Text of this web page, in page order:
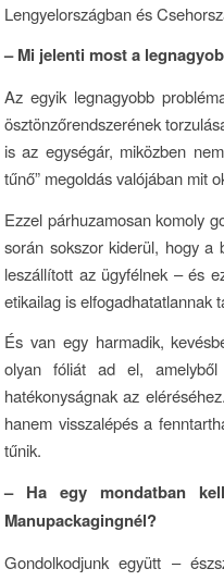
Lengyelországban és
– Mi jelenti most a
Az egyik legnagyobb
ösztönzőrendszerének
is az egységár, miközben
tűnő” megoldás valójában mit
Ezzel párhuzamosan komoly
során sokszor kiderül, hogy a
leszállított az ügyfélnek – és
etikailag is elfogadhatatlannak
És van egy harmadik,
olyan fóliát ad el, amelyből
hatékonyságnak az
hanem visszalépés a
tűnik.
– Ha egy mondatban
Manupackagingnél?
Gondolkodjunk együtt –